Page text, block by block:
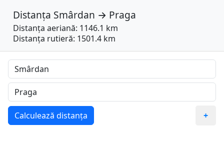
Distanța Smârdan → Praga
Distanța aeriană: 1146.1 km
Distanța rutieră: 1501.4 km
Calculează distanța +